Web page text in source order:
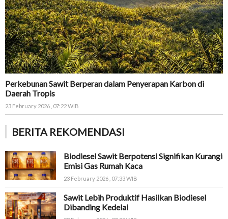
Perkebunan Sawit Berperan dalam Penyerapan Karbon di
Daerah Tropis
23 February 2026 , 07:22 WIB
BERITA REKOMENDASI
Biodiesel Sawit Berpotensi Signifikan Kurangi
Emisi Gas Rumah Kaca
23 February 2026 , 07:33 WIB
Sawit Lebih Produktif Hasilkan Biodiesel
Dibanding Kedelai